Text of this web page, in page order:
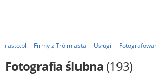
Firmy z Trójmiasta Usługi
Fotografia ślubna (193)